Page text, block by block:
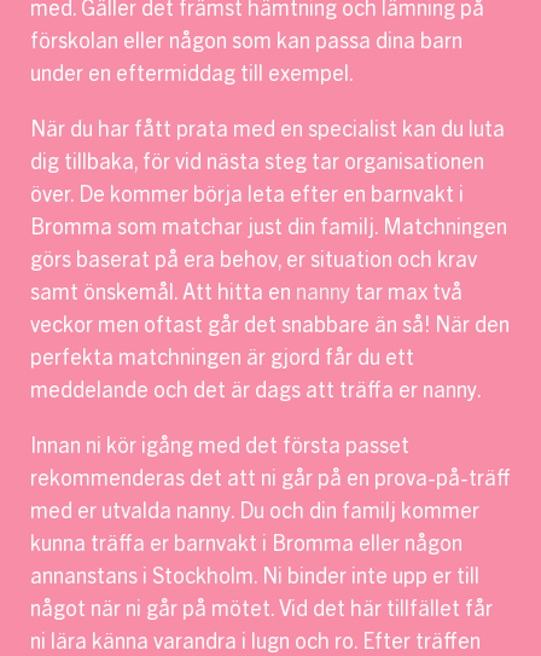
med. Gäller det främst hämtning och lämning på
förskolan eller någon som kan passa dina barn
under en eftermiddag till exempel.
När du har fått prata med en specialist kan du luta
dig tillbaka, för vid nästa steg tar organisationen
över. De kommer börja leta efter en barnvakt i
Bromma som matchar just din familj. Matchningen
görs baserat på era behov, er situation och krav
samt önskemål. Att hitta en nanny tar max två
veckor men oftast går det snabbare än så! När den
perfekta matchningen är gjord får du ett
meddelande och det är dags att träffa er nanny.
Innan ni kör igång med det första passet
rekommenderas det att ni går på en prova-på-träff
med er utvalda nanny. Du och din familj kommer
kunna träffa er barnvakt i Bromma eller någon
annanstans i Stockholm. Ni binder inte upp er till
något när ni går på mötet. Vid det här tillfället får
ni lära känna varandra i lugn och ro. Efter träffen